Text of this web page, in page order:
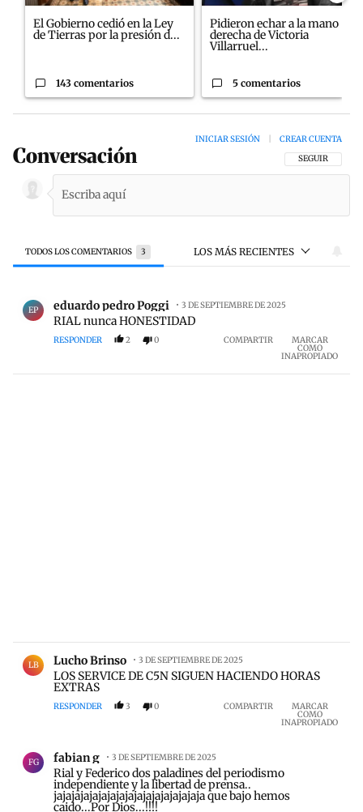
El Gobierno cedió en la Ley
de Tierras por la presión d...
143 comentarios
Pidieron echar a la mano
derecha de Victoria
Villarruel...
5 comentarios
Conversación SIGA ESTA
SEGUIR
INICIAR SESIÓN CREAR CUENTA
TODOS LOS COMENTARIOS 3 LOS MÁS RECIENTES
Todos los comentarios
EP eduardo pedro Poggi 3 DE SEPTIEMBRE DE 2025
RIAL nunca HONESTIDAD
RESPONDER 2 0 COMPARTIR MARCAR
COMO
INAPROPIADO
Comentario de Lucho Brinso.
LB Lucho Brinso 3 DE SEPTIEMBRE DE 2025
LOS SERVICE DE C5N SIGUEN HACIENDO HORAS
EXTRAS
RESPONDER 3 0 COMPARTIR MARCAR
COMO
INAPROPIADO
FG fabian g 3 DE SEPTIEMBRE DE 2025
Rial y Federico dos paladines del periodismo
independiente y la libertad de prensa..
jajajajajajajajajajajajajajajajaja que bajo hemos
caido...Por Dios...!!!!